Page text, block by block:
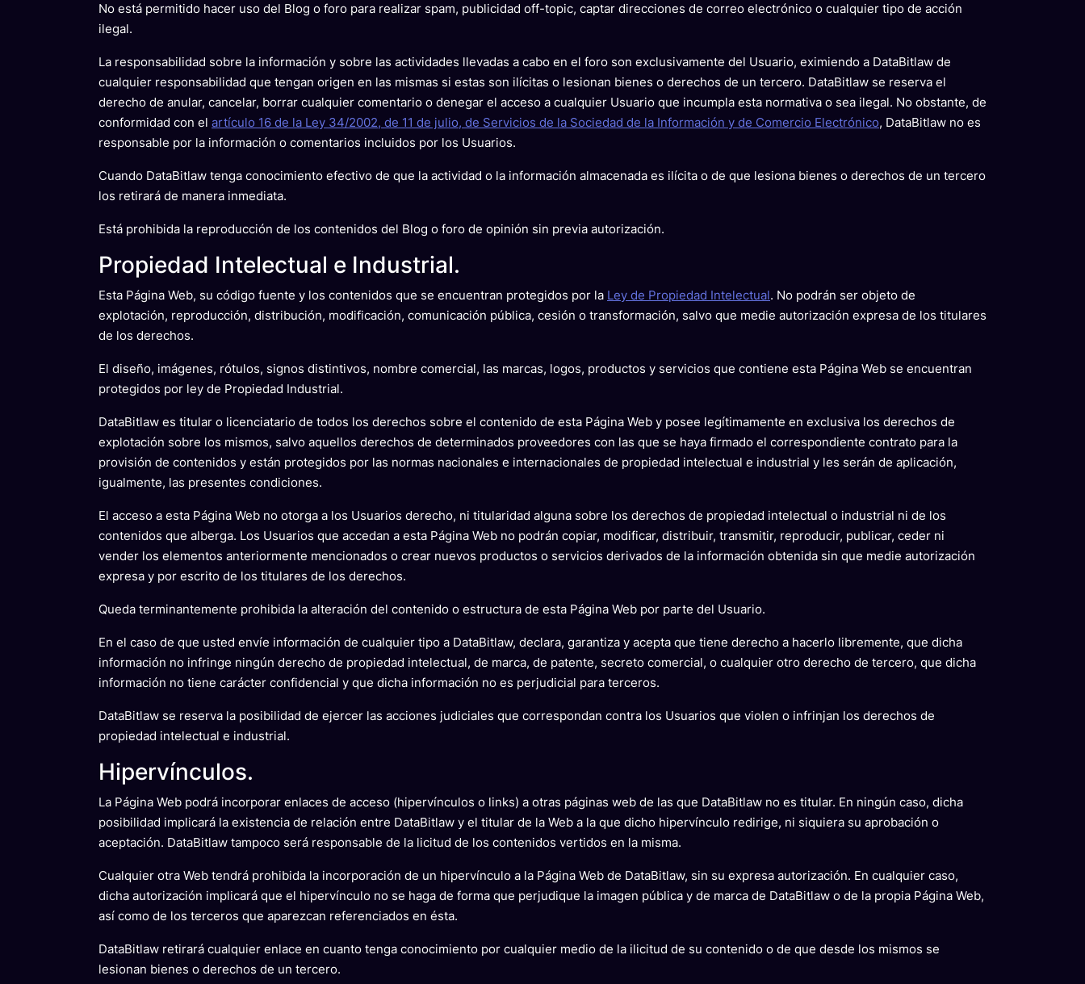
No está permitido hacer uso del Blog o foro para realizar spam, publicidad off-topic, captar direcciones de correo electrónico o cualquier tipo de acción
ilegal.
La responsabilidad sobre la información y sobre las actividades llevadas a cabo en el foro son exclusivamente del Usuario, eximiendo a DataBitlaw de
cualquier responsabilidad que tengan origen en las mismas si estas son ilícitas o lesionan bienes o derechos de un tercero. DataBitlaw se reserva el
derecho de anular, cancelar, borrar cualquier comentario o denegar el acceso a cualquier Usuario que incumpla esta normativa o sea ilegal. No obstante, de
conformidad con el artículo 16 de la Ley 34/2002, de 11 de julio, de Servicios de la Sociedad de la Información y de Comercio Electrónico, DataBitlaw no es
responsable por la información o comentarios incluidos por los Usuarios.
Cuando DataBitlaw tenga conocimiento efectivo de que la actividad o la información almacenada es ilícita o de que lesiona bienes o derechos de un tercero
los retirará de manera inmediata.
Está prohibida la reproducción de los contenidos del Blog o foro de opinión sin previa autorización.
Propiedad Intelectual e Industrial.
Esta Página Web, su código fuente y los contenidos que se encuentran protegidos por la Ley de Propiedad Intelectual. No podrán ser objeto de
explotación, reproducción, distribución, modificación, comunicación pública, cesión o transformación, salvo que medie autorización expresa de los titulares
de los derechos.
El diseño, imágenes, rótulos, signos distintivos, nombre comercial, las marcas, logos, productos y servicios que contiene esta Página Web se encuentran
protegidos por ley de Propiedad Industrial.
DataBitlaw es titular o licenciatario de todos los derechos sobre el contenido de esta Página Web y posee legítimamente en exclusiva los derechos de
explotación sobre los mismos, salvo aquellos derechos de determinados proveedores con las que se haya firmado el correspondiente contrato para la
provisión de contenidos y están protegidos por las normas nacionales e internacionales de propiedad intelectual e industrial y les serán de aplicación,
igualmente, las presentes condiciones.
El acceso a esta Página Web no otorga a los Usuarios derecho, ni titularidad alguna sobre los derechos de propiedad intelectual o industrial ni de los
contenidos que alberga. Los Usuarios que accedan a esta Página Web no podrán copiar, modificar, distribuir, transmitir, reproducir, publicar, ceder ni
vender los elementos anteriormente mencionados o crear nuevos productos o servicios derivados de la información obtenida sin que medie autorización
expresa y por escrito de los titulares de los derechos.
Queda terminantemente prohibida la alteración del contenido o estructura de esta Página Web por parte del Usuario.
En el caso de que usted envíe información de cualquier tipo a DataBitlaw, declara, garantiza y acepta que tiene derecho a hacerlo libremente, que dicha
información no infringe ningún derecho de propiedad intelectual, de marca, de patente, secreto comercial, o cualquier otro derecho de tercero, que dicha
información no tiene carácter confidencial y que dicha información no es perjudicial para terceros.
DataBitlaw se reserva la posibilidad de ejercer las acciones judiciales que correspondan contra los Usuarios que violen o infrinjan los derechos de
propiedad intelectual e industrial.
Hipervínculos.
La Página Web podrá incorporar enlaces de acceso (hipervínculos o links) a otras páginas web de las que DataBitlaw no es titular. En ningún caso, dicha
posibilidad implicará la existencia de relación entre DataBitlaw y el titular de la Web a la que dicho hipervínculo redirige, ni siquiera su aprobación o
aceptación. DataBitlaw tampoco será responsable de la licitud de los contenidos vertidos en la misma.
Cualquier otra Web tendrá prohibida la incorporación de un hipervínculo a la Página Web de DataBitlaw, sin su expresa autorización. En cualquier caso,
dicha autorización implicará que el hipervínculo no se haga de forma que perjudique la imagen pública y de marca de DataBitlaw o de la propia Página Web,
así como de los terceros que aparezcan referenciados en ésta.
DataBitlaw retirará cualquier enlace en cuanto tenga conocimiento por cualquier medio de la ilicitud de su contenido o de que desde los mismos se
lesionan bienes o derechos de un tercero.